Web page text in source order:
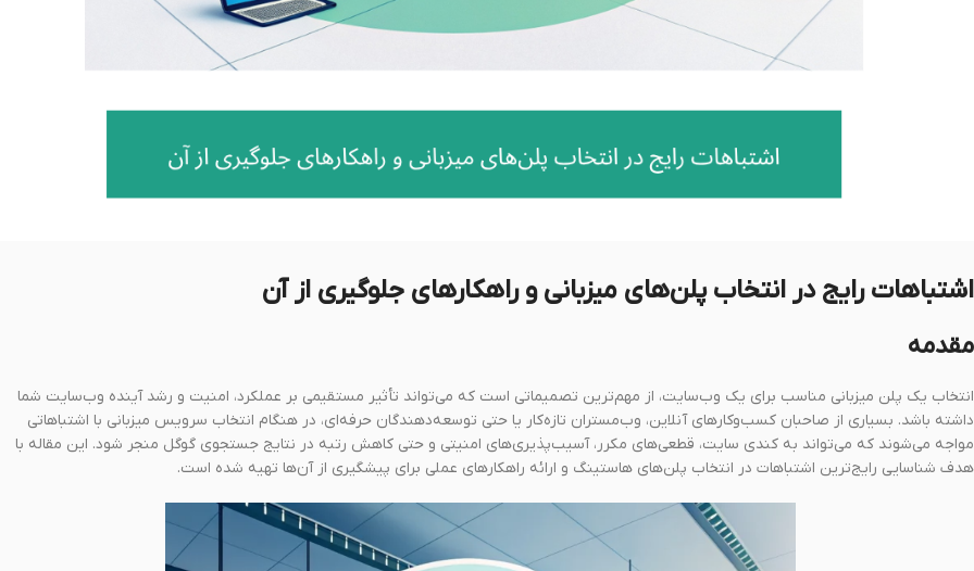
اشتباهات رایج در انتخاب پلن‌های میزبانی و راهکارهای جلوگیری از آن
مقدمه
انتخاب یک پلن میزبانی مناسب برای یک وب‌سایت، از مهم‌ترین تصمیماتی است که می‌تواند تأثیر مستقیمی بر عملکرد، امنیت و رشد آینده وب‌سایت شما
داشته باشد. بسیاری از صاحبان کسب‌وکارهای آنلاین، وب‌مستران تازه‌کار یا حتی توسعه‌دهندگان حرفه‌ای، در هنگام انتخاب سرویس میزبانی با اشتباهاتی
مواجه می‌شوند که می‌تواند به کندی سایت، قطعی‌های مکرر، آسیب‌پذیری‌های امنیتی و حتی کاهش رتبه در نتایج جستجوی گوگل منجر شود. این مقاله با
هدف شناسایی رایج‌ترین اشتباهات در انتخاب پلن‌های هاستینگ و ارائه راهکارهای عملی برای پیشگیری از آن‌ها تهیه شده است.